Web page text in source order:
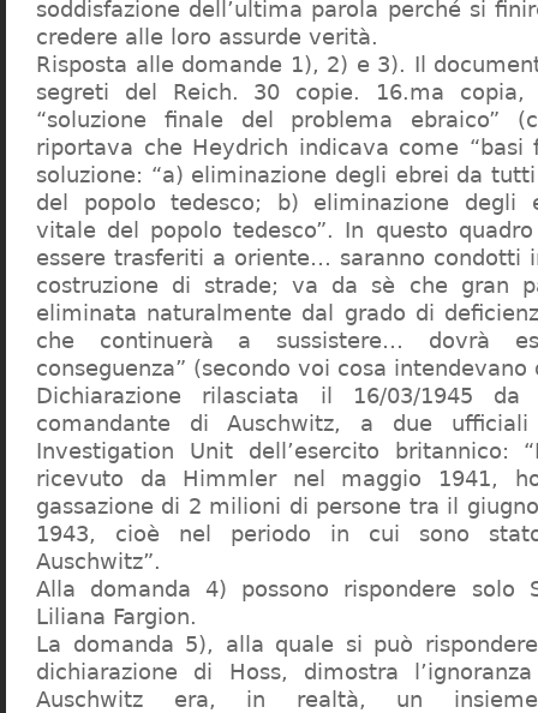
soddisfazione dell’ultima parola perché si
credere alle loro assurde verità.
Risposta alle domande 1), 2) e 3). Il
segreti del Reich. 30 copie. 16.ma copia,
“soluzione finale del problema ebraico”
riportava che Heydrich indicava come “basi
soluzione: “a) eliminazione degli ebrei da
del popolo tedesco; b) eliminazione degli
vitale del popolo tedesco”. In questo
essere trasferiti a oriente… saranno condotti
costruzione di strade; va da sè che gran
eliminata naturalmente dal grado di
che continuerà a sussistere… dovrà
conseguenza” (secondo voi cosa intendevano
Dichiarazione rilasciata il 16/03/1945
comandante di Auschwitz, a due
Investigation Unit dell’esercito britannico:
ricevuto da Himmler nel maggio 1941,
gassazione di 2 milioni di persone tra il
1943, cioè nel periodo in cui sono
Auschwitz”.
Alla domanda 4) possono rispondere solo
Liliana Fargion.
La domanda 5), alla quale si può
dichiarazione di Hoss, dimostra
Auschwitz era, in realtà, un